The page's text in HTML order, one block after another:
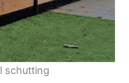
schutting